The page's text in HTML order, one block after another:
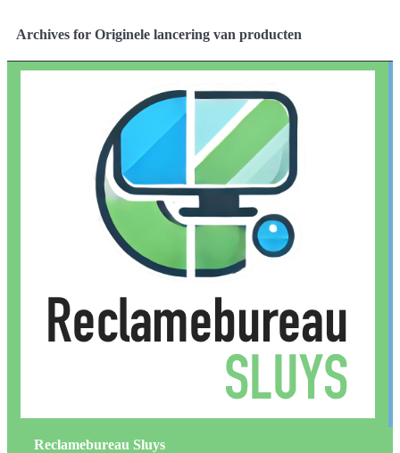
Archives for Originele lancering van producten
Reclamebureau Sluys